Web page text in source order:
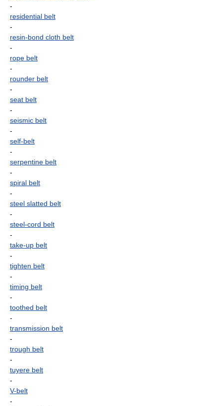
-
residential belt
-
resin-bond cloth belt
-
rope belt
-
rounder belt
-
seat belt
-
seismic belt
-
self-belt
-
serpentine belt
-
spiral belt
-
steel slatted belt
-
steel-cord belt
-
take-up belt
-
tighten belt
-
timing belt
-
toothed belt
-
transmission belt
-
trough belt
-
tuyere belt
-
V-belt
-